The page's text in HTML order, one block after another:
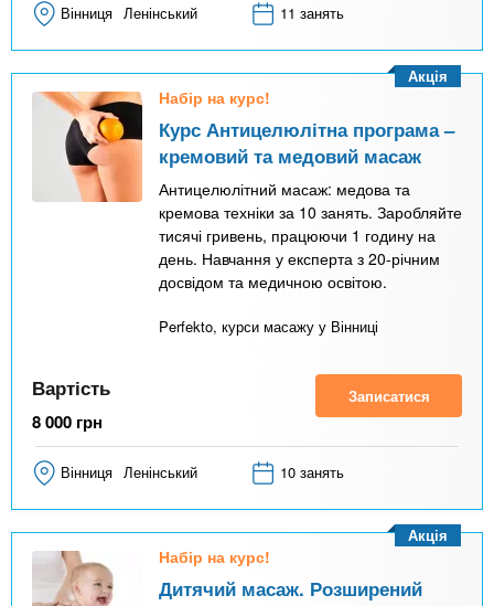
Вінниця Ленінський 11 занять
Набір на курс!
Курс Антицелюлітна програма –
кремовий та медовий масаж
Антицелюлітний масаж: медова та
кремова техніки за 10 занять. Заробляйте
тисячі гривень, працюючи 1 годину на
день. Навчання у експерта з 20-річним
досвідом та медичною освітою.
Perfekto, курси масажу у Вінниці
Акція
Вартість
8 000 грн
Записатися
Вінниця Ленінський 10 занять
Набір на курс!
Дитячий масаж. Розширений
Акція